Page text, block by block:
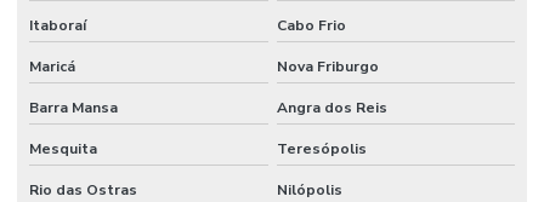
Itaboraí Cabo Frio
Maricá Nova Friburgo
Barra Mansa Angra dos Reis
Mesquita Teresópolis
Rio das Ostras Nilópolis